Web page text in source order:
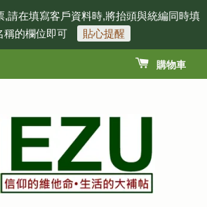
,請在填寫客戶資料時,將抬頭與統編同時填
稱的欄位即可
貼心提醒
購物車